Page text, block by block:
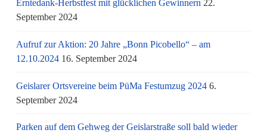
Erntedank-Herbstfest mit glücklichen Gewinnern 22.
September 2024
Aufruf zur Aktion: 20 Jahre „Bonn Picobello“ – am
12.10.2024 16. September 2024
Geislarer Ortsvereine beim PüMa Festumzug 2024 6.
September 2024
Parken auf dem Gehweg der Geislarstraße soll bald wieder